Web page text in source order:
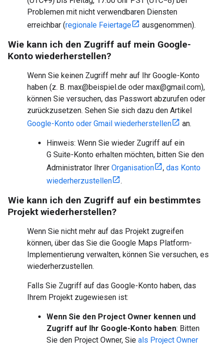
Problemen mit nicht verwendbaren Diensten
erreichbar (regionale Feiertage ausgenommen).
Wie kann ich den Zugriff auf mein Google-
Konto wiederherstellen?
Wenn Sie keinen Zugriff mehr auf Ihr Google-Konto
haben (z. B. max@beispiel.de oder max@gmail.com),
können Sie versuchen, das Passwort abzurufen oder
zurückzusetzen. Sehen Sie sich dazu den Artikel
Google-Konto oder Gmail wiederherstellen
an.
Hinweis: Wenn Sie wieder Zugriff auf ein
G Suite-Konto erhalten möchten, bitten Sie den
Administrator Ihrer Organisation , das Konto
wiederherzustellen
.
Wie kann ich den Zugriff auf ein bestimmtes
Projekt wiederherstellen?
Wenn Sie nicht mehr auf das Projekt zugreifen
können, über das Sie die Google Maps Platform-
Implementierung verwalten, können Sie versuchen, es
wiederherzustellen.
Falls Sie Zugriff auf das Google-Konto haben, das
Ihrem Projekt zugewiesen ist:
Wenn Sie den Project Owner kennen und
Zugriff auf Ihr Google-Konto haben: Bitten
Sie den Project Owner, Sie als Project Owner